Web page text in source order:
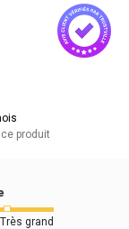
produit
Très grand